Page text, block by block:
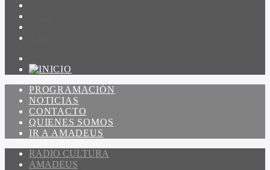
PROGRAMACIÓN
NOTICIAS
CONTACTO
QUIENES SOMOS
IR A AMADEUS
RADIO CULTURA
AMADEUS